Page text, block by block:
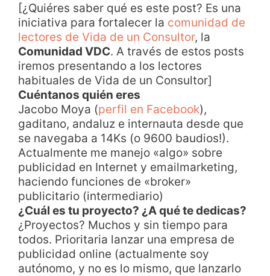
[¿Quiéres saber qué es este post? Es una
iniciativa para fortalecer la comunidad de
lectores de Vida de un Consultor, la
Comunidad VDC. A través de estos posts
iremos presentando a los lectores
habituales de Vida de un Consultor]
Cuéntanos quién eres
Jacobo Moya (perfil en Facebook),
gaditano, andaluz e internauta desde que
se navegaba a 14Ks (o 9600 baudios!).
Actualmente me manejo «algo» sobre
publicidad en Internet y emailmarketing,
haciendo funciones de «broker»
publicitario (intermediario)
¿Cuál es tu proyecto? ¿A qué te dedicas?
¿Proyectos? Muchos y sin tiempo para
todos. Prioritaria lanzar una empresa de
publicidad online (actualmente soy
autónomo, y no es lo mismo, que lanzarlo